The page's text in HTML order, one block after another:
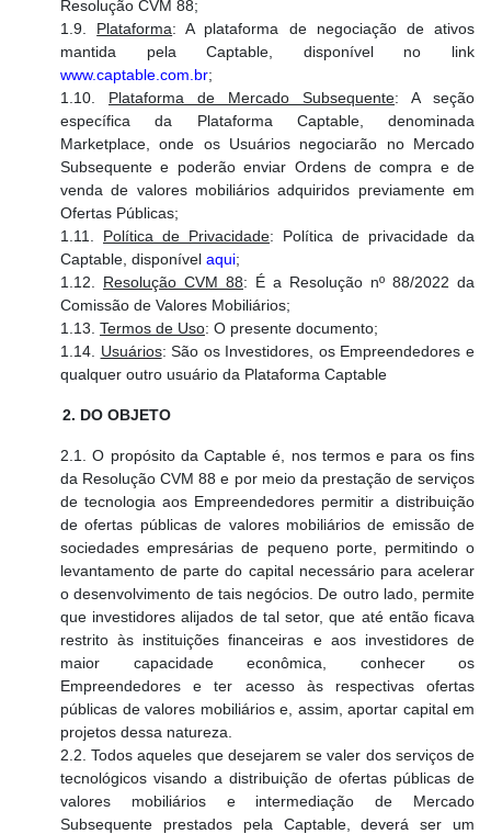
Resolução CVM 88;
1.9. Plataforma: A plataforma de negociação de ativos
mantida pela Captable, disponível no link
www.captable.com.br;
1.10. Plataforma de Mercado Subsequente: A seção
específica da Plataforma Captable, denominada
Marketplace, onde os Usuários negociarão no Mercado
Subsequente e poderão enviar Ordens de compra e de
venda de valores mobiliários adquiridos previamente em
Ofertas Públicas;
1.11. Política de Privacidade: Política de privacidade da
Captable, disponível aqui;
1.12. Resolução CVM 88: É a Resolução nº 88/2022 da
Comissão de Valores Mobiliários;
1.13. Termos de Uso: O presente documento;
1.14. Usuários: São os Investidores, os Empreendedores e
qualquer outro usuário da Plataforma Captable
2. DO OBJETO
2.1. O propósito da Captable é, nos termos e para os fins
da Resolução CVM 88 e por meio da prestação de serviços
de tecnologia aos Empreendedores permitir a distribuição
de ofertas públicas de valores mobiliários de emissão de
sociedades empresárias de pequeno porte, permitindo o
levantamento de parte do capital necessário para acelerar
o desenvolvimento de tais negócios. De outro lado, permite
que investidores alijados de tal setor, que até então ficava
restrito às instituições financeiras e aos investidores de
maior capacidade econômica, conhecer os
Empreendedores e ter acesso às respectivas ofertas
públicas de valores mobiliários e, assim, aportar capital em
projetos dessa natureza.
2.2. Todos aqueles que desejarem se valer dos serviços de
tecnológicos visando a distribuição de ofertas públicas de
valores mobiliários e intermediação de Mercado
Subsequente prestados pela Captable, deverá ser um